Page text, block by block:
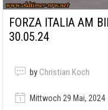
FORZA ITALIA AM
30.05.24
by Christian Koch
Mittwoch 29 Mai, 2024